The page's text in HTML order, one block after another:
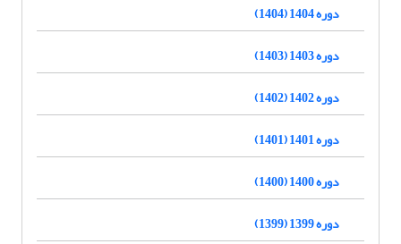
دوره 1404 (1404)
دوره 1403 (1403)
دوره 1402 (1402)
دوره 1401 (1401)
دوره 1400 (1400)
دوره 1399 (1399)